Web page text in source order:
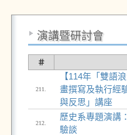
演講暨研討會
＃
211.
【114年「雙語
畫撰寫及執行經
與反思」講座
212.
歷史系專題演講
驗談